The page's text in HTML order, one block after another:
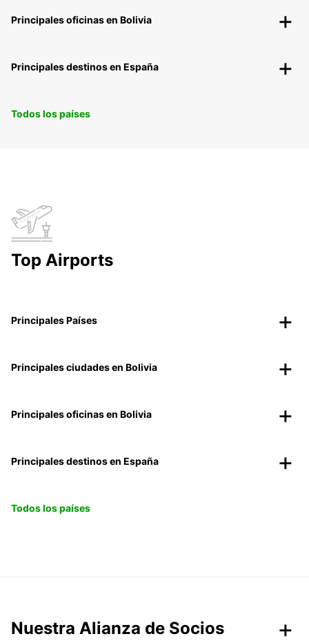
Principales oficinas en Bolivia
Principales destinos en España
Todos los países
Top Airports
Principales Países
Principales ciudades en Bolivia
Principales oficinas en Bolivia
Principales destinos en España
Todos los países
Nuestra Alianza de Socios